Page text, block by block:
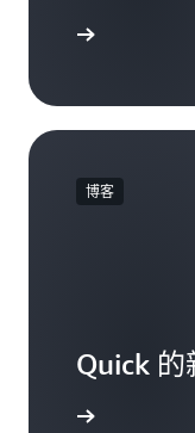
博客
Quick 的